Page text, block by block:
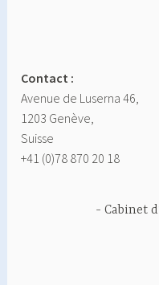
Contact :
Avenue de Luserna 46,
1203 Genève,
Suisse
+41 (0)78 870 20 18
Cabinet